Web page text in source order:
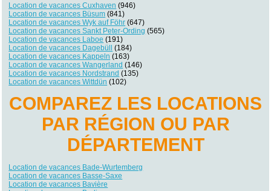
Location de vacances Cuxhaven (946)
Location de vacances Büsum (841)
Location de vacances Wyk auf Föhr (647)
Location de vacances Sankt Peter-Ording (565)
Location de vacances Laboe (191)
Location de vacances Dagebüll
(184)
Location de vacances Kappeln (163)
Location de vacances Wangerland (146)
Location de vacances Nordstrand (135)
Location de vacances Wittdün (102)
COMPAREZ LES LOCATIONS
PAR RÉGION OU PAR
DÉPARTEMENT
Location de vacances Bade-Wurtemberg
Location de vacances Basse-Saxe
Location de vacances Bavière